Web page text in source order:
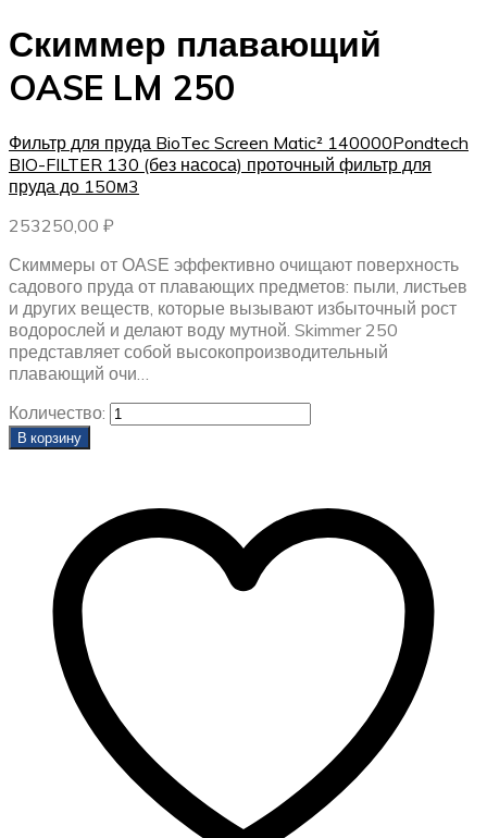
Скиммер плавающий
OASE LM 250
Фильтр для пруда BioTec Screen Matic² 140000Pondtech
BIO-FILTER 130 (без насоса) проточный фильтр для
пруда до 150м3
253250,00 ₽
Скиммеры от ОАSЕ эффективно очищают поверхность
садового пруда от плавающих предметов: пыли, листьев
и других веществ, которые вызывают избыточный рост
водорослей и делают воду мутной. Skimmer 250
представляет собой высокопроизводительный
плавающий очи…
Количество:
В корзину